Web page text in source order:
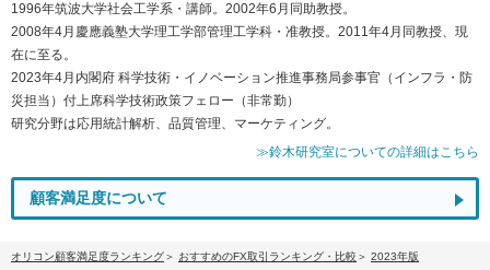
1996年筑波大学社会工学系・講師。2002年6月同助教授。
2008年4月慶應義塾大学理工学部管理工学科・准教授。2011年4月同教授、現
在に至る。
2023年4月内閣府 科学技術・イノベーション推進事務局参事官（インフラ・防
災担当）付上席科学技術政策フェロー（非常勤）
研究分野は応用統計解析、品質管理、マーケティング。
≫鈴木研究室についての詳細はこちら
顧客満足度について
オリコン顧客満足度ランキング おすすめのFX取引ランキング・比較
2023年版